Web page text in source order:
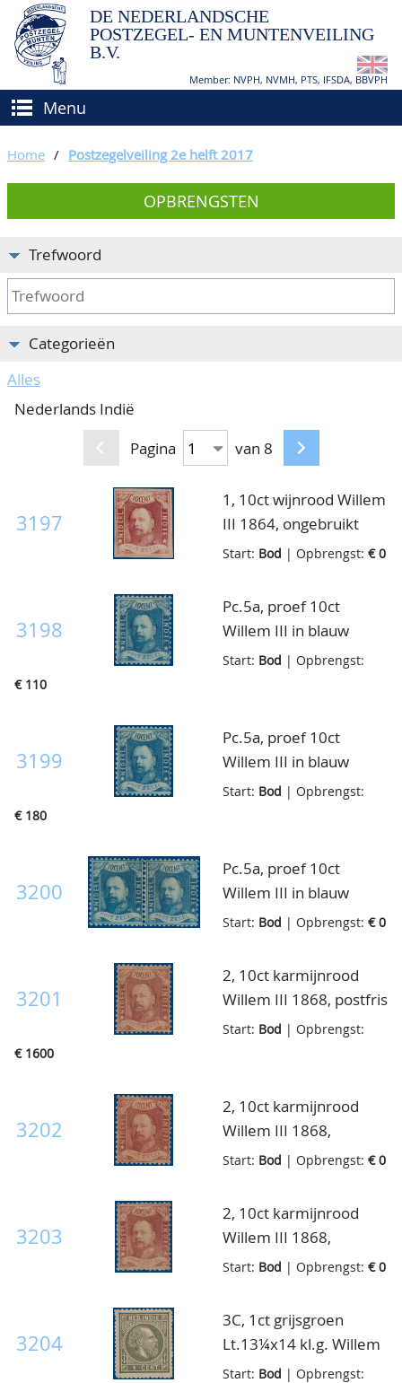
DE NEDERLANDSCHE
POSTZEGEL- EN MUNTENVEILING
B.V.
Member: NVPH, NVMH, PTS, IFSDA, BBVPH
Menu
(VER)KOPEN
Hoe verkopen?
Hoe kopen?
Voorwaarden
BIEDEN
TAXATIES
CATALOGI/OPBRENGSTEN
AGENDA
Ons Team
80 jarig bestaan
Home / Postzegelveiling 2e helft 2017
OPBRENGSTEN
Trefwoord
Categorieën
Alles
Nederlands Indië
Pagina
van 8
3197
1, 10ct wijnrood Willem
III 1864, ongebruikt
met licht ingedroogde
breedgerand, luxe ex.
Start: Bod | Opbrengst: € 0
3198
Pc.5a, proef 10ct
Willem III in blauw
getand 12½:12, postfris
Start: Bod | Opbrengst:
€ 110
3199
Pc.5a, proef 10ct
Willem III in blauw
getand 12½:12, postfris
(500pt.)
Start: Bod | Opbrengst:
€ 180
3200
Pc.5a, proef 10ct
Willem III in blauw
getand 12½:12, in
paar met volledige
originele gom, pracht
Start: Bod | Opbrengst: € 0
3201
2, 10ct karmijnrood
Willem III 1868, postfris
met volledige originele
puntjes, goed
gecentreerd, luxe ex.,
zeer zeldzaam!! cert.
NKD
Start: Bod | Opbrengst:
€ 1600
3202
2, 10ct karmijnrood
Willem III 1868,
ongebruikt met
gom, goed
gecentreerd,
plakkerrestje overigens
luxe ex.
Start: Bod | Opbrengst: € 0
3203
2, 10ct karmijnrood
Willem III 1868,
ongebruikt met
gom, pracht ex., met
certificaat
Start: Bod | Opbrengst: € 0
3204
3C, 1ct grijsgroen
Lt.13¼x14 kl.g. Willem
III, postfris met
Start: Bod | Opbrengst: